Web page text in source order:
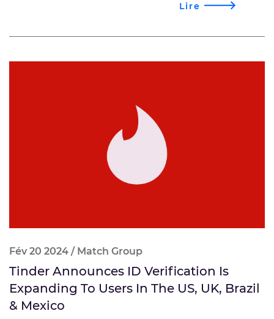
Lire
Fév 20 2024 / Match Group
Tinder Announces ID Verification Is
Expanding To Users In The US, UK, Brazil
& Mexico